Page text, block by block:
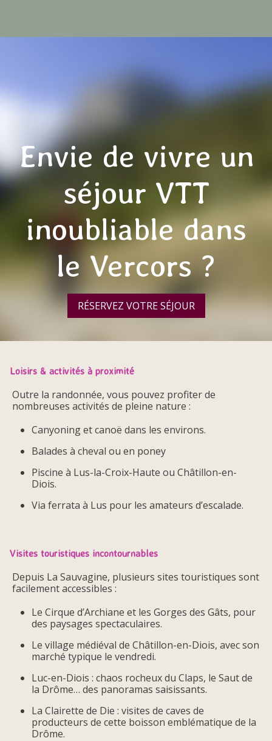
Envie de vivre un
séjour VTT
inoubliable dans
le Vercors ?
RÉSERVEZ VOTRE SÉJOUR
Loisirs & activités à proximité
Outre la randonnée, vous pouvez profiter de
nombreuses activités de pleine nature :
Canyoning et canoë dans les environs.
Balades à cheval ou en poney
Piscine à Lus-la-Croix-Haute ou Châtillon-en-
Diois.
Via ferrata à Lus pour les amateurs d’escalade.
Visites touristiques incontournables
Depuis La Sauvagine, plusieurs sites touristiques sont
facilement accessibles :
Le Cirque d’Archiane et les Gorges des Gâts, pour
des paysages spectaculaires.
Le village médiéval de Châtillon-en-Diois, avec son
marché typique le vendredi.
Luc-en-Diois : chaos rocheux du Claps, le Saut de
la Drôme… des panoramas saisissants.
La Clairette de Die : visites de caves de
producteurs de cette boisson emblématique de la
Drôme.